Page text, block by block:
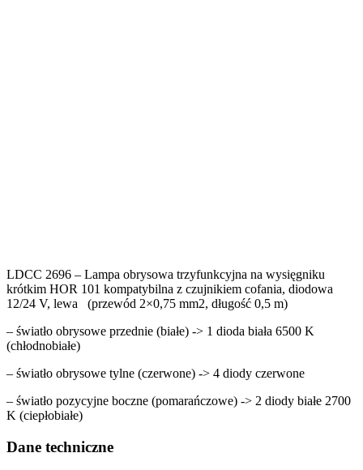
LDCC 2696 – Lampa obrysowa trzyfunkcyjna na wysięgniku
krótkim HOR 101 kompatybilna z czujnikiem cofania, diodowa
12/24 V, lewa (przewód 2×0,75 mm2, długość 0,5 m)
– światło obrysowe przednie (białe) -> 1 dioda biała 6500 K
(chłodnobiałe)
– światło obrysowe tylne (czerwone) -> 4 diody czerwone
– światło pozycyjne boczne (pomarańczowe) -> 2 diody białe 2700
K (ciepłobiałe)
Dane techniczne